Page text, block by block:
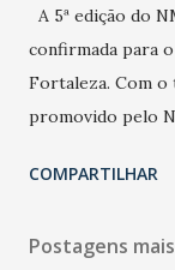
A 5ª edição do
confirmada para
Fortaleza. Com o
promovido pelo
e lideranças do
de negócios do
COMPARTILHAR
Postagens